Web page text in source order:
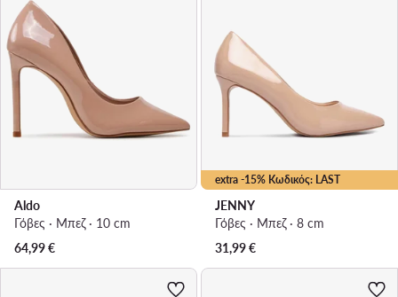
Aldo
Γόβες · Μπεζ · 10 cm
64,99€
extra -15% Κωδικός: LAST
JENNY
Γόβες · Μπεζ · 8 cm
31,99€